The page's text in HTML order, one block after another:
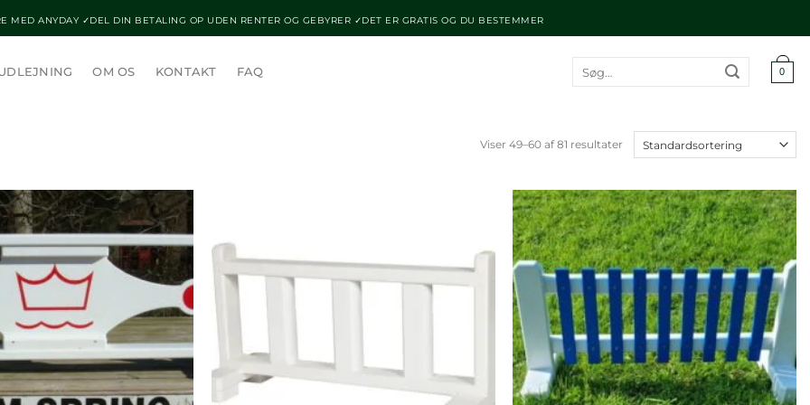
MED ANYDAY ✓DEL DIN BETALING OP UDEN RENTER OG GEBYRER ✓DET ER GRATIS OG DU BESTEMMER
OM OS KONTAKT FAQ
efter:
0
Viser 49–60 af 81 resultater